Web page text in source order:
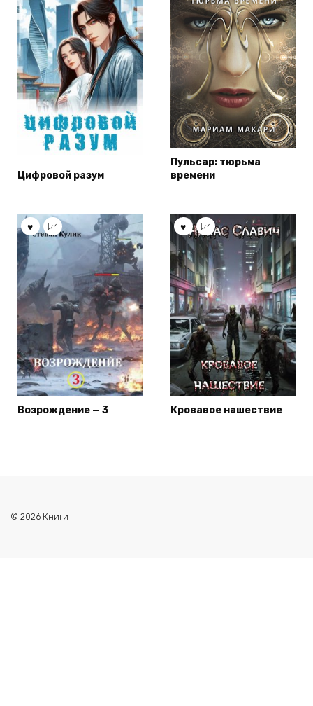
Цифровой разум
Пульсар: тюрьма
времени
Возрождение — 3 Кровавое нашествие
© 2026 Книги